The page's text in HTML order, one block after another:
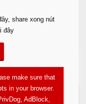
share xong nút
đây
make sure that
in your browser.
AdBlock,